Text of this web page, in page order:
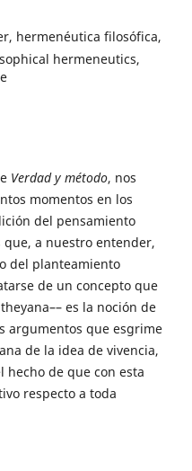
hermenéutica filosófica,
hermeneutics,
Verdad y método, nos
momentos en los
del pensamiento
a nuestro entender,
del planteamiento
de un concepto que
es la noción de
argumentos que esgrime
de la idea de vivencia,
hecho de que con esta
respecto a toda